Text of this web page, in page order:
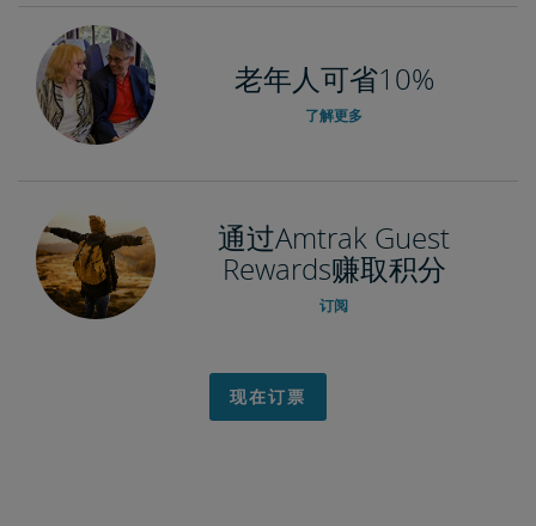
老年人可省10%
了解更多
通过Amtrak Guest
Rewards赚取积分
订阅
现在订票